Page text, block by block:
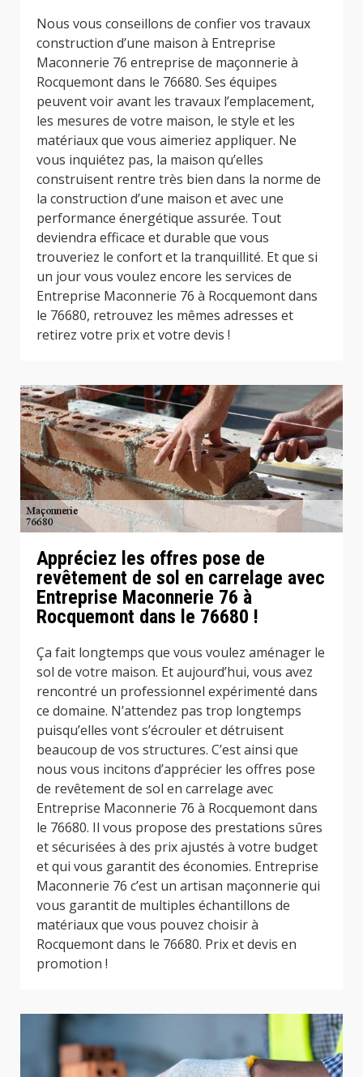
Nous vous conseillons de confier vos travaux
construction d’une maison à Entreprise
Maconnerie 76 entreprise de maçonnerie à
Rocquemont dans le 76680. Ses équipes
peuvent voir avant les travaux l’emplacement,
les mesures de votre maison, le style et les
matériaux que vous aimeriez appliquer. Ne
vous inquiétez pas, la maison qu’elles
construisent rentre très bien dans la norme de
la construction d’une maison et avec une
performance énergétique assurée. Tout
deviendra efficace et durable que vous
trouveriez le confort et la tranquillité. Et que si
un jour vous voulez encore les services de
Entreprise Maconnerie 76 à Rocquemont dans
le 76680, retrouvez les mêmes adresses et
retirez votre prix et votre devis !
Appréciez les offres pose de
revêtement de sol en carrelage avec
Entreprise Maconnerie 76 à
Rocquemont dans le 76680 !
Ça fait longtemps que vous voulez aménager le
sol de votre maison. Et aujourd’hui, vous avez
rencontré un professionnel expérimenté dans
ce domaine. N’attendez pas trop longtemps
puisqu’elles vont s’écrouler et détruisent
beaucoup de vos structures. C’est ainsi que
nous vous incitons d’apprécier les offres pose
de revêtement de sol en carrelage avec
Entreprise Maconnerie 76 à Rocquemont dans
le 76680. Il vous propose des prestations sûres
et sécurisées à des prix ajustés à votre budget
et qui vous garantit des économies. Entreprise
Maconnerie 76 c’est un artisan maçonnerie qui
vous garantit de multiples échantillons de
matériaux que vous pouvez choisir à
Rocquemont dans le 76680. Prix et devis en
promotion !